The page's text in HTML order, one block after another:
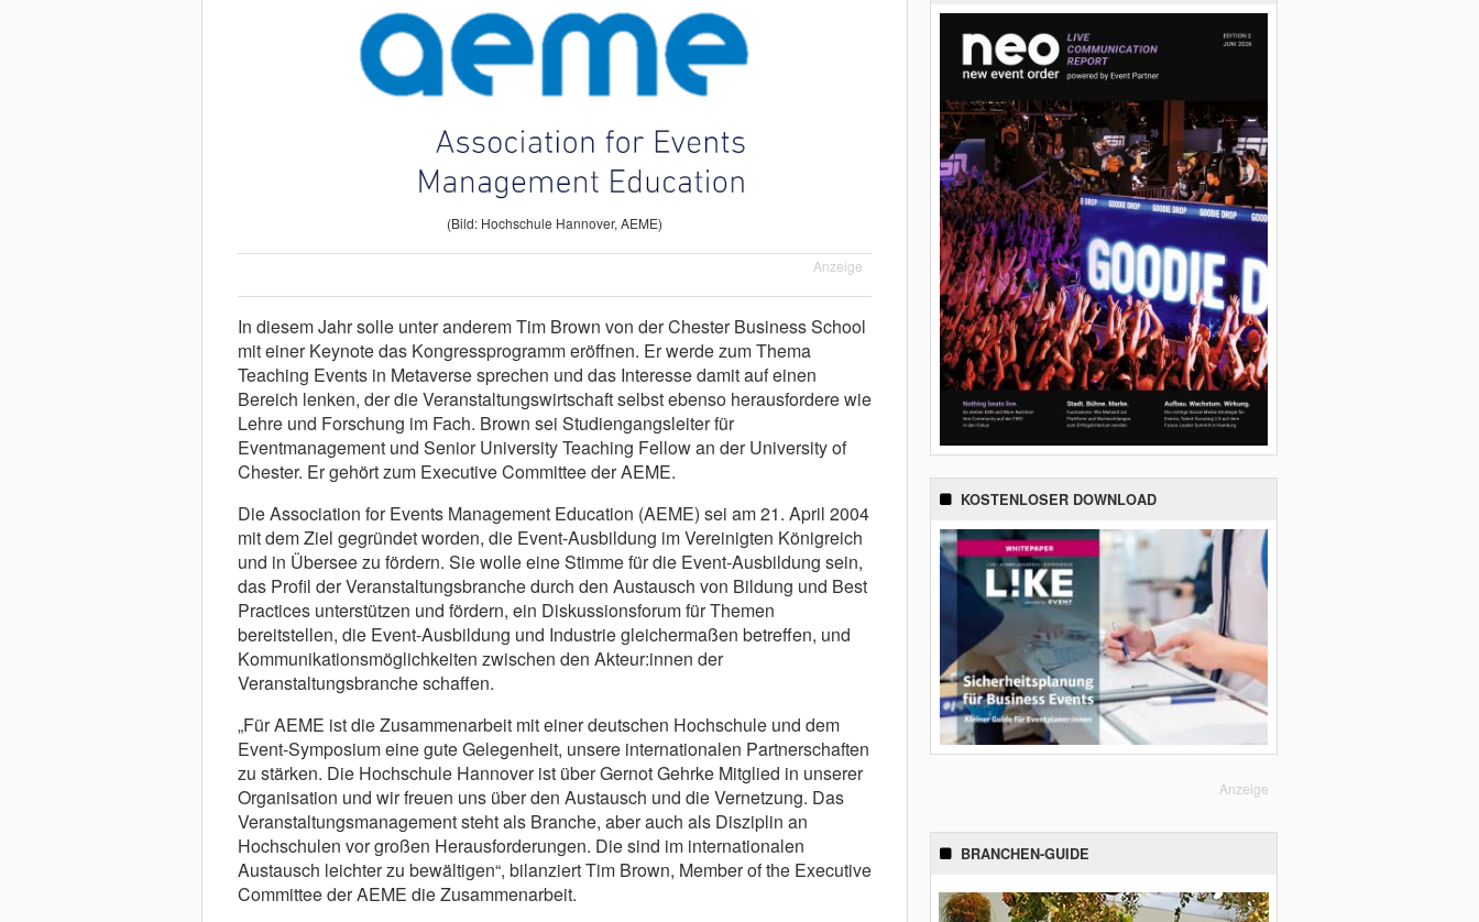
(Bild: Hochschule Hannover, AEME)
Anzeige
In diesem Jahr solle unter anderem Tim Brown von der Chester Business School
mit einer Keynote das Kongressprogramm eröffnen. Er werde zum Thema
Teaching Events in Metaverse sprechen und das Interesse damit auf einen
Bereich lenken, der die Veranstaltungswirtschaft selbst ebenso herausfordere wie
Lehre und Forschung im Fach. Brown sei Studiengangsleiter für
Eventmanagement und Senior University Teaching Fellow an der University of
Chester. Er gehört zum Executive Committee der AEME.
Die Association for Events Management Education (AEME) sei am 21. April 2004
mit dem Ziel gegründet worden, die Event-Ausbildung im Vereinigten Königreich
und in Übersee zu fördern. Sie wolle eine Stimme für die Event-Ausbildung sein,
das Profil der Veranstaltungsbranche durch den Austausch von Bildung und Best
Practices unterstützen und fördern, ein Diskussionsforum für Themen
bereitstellen, die Event-Ausbildung und Industrie gleichermaßen betreffen, und
Kommunikationsmöglichkeiten zwischen den Akteur:innen der
Veranstaltungsbranche schaffen.
„Für AEME ist die Zusammenarbeit mit einer deutschen Hochschule und dem
Event-Symposium eine gute Gelegenheit, unsere internationalen Partnerschaften
zu stärken. Die Hochschule Hannover ist über Gernot Gehrke Mitglied in unserer
Organisation und wir freuen uns über den Austausch und die Vernetzung. Das
Veranstaltungsmanagement steht als Branche, aber auch als Disziplin an
Hochschulen vor großen Herausforderungen. Die sind im internationalen
Austausch leichter zu bewältigen“, bilanziert Tim Brown, Member of the Executive
Committee der AEME die Zusammenarbeit.
KOSTENLOSER DOWNLOAD
Anzeige
BRANCHEN-GUIDE